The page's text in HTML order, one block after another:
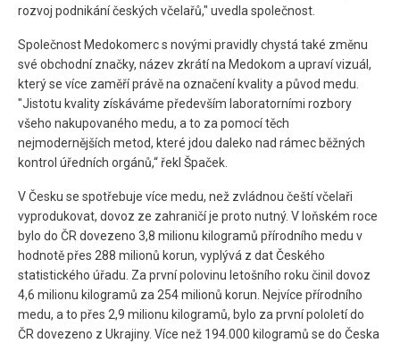
rozvoj podnikání českých včelařů," uvedla společnost.
Společnost Medokomerc s novými pravidly chystá také změnu
své obchodní značky, název zkrátí na Medokom a upraví vizuál,
který se více zaměří právě na označení kvality a původ medu.
"Jistotu kvality získáváme především laboratorními rozbory
všeho nakupovaného medu, a to za pomocí těch
nejmodernějších metod, které jdou daleko nad rámec běžných
kontrol úředních orgánů,“ řekl Špaček.
V Česku se spotřebuje více medu, než zvládnou čeští včelaři
vyprodukovat, dovoz ze zahraničí je proto nutný. V loňském roce
bylo do ČR dovezeno 3,8 milionu kilogramů přírodního medu v
hodnotě přes 288 milionů korun, vyplývá z dat Českého
statistického úřadu. Za první polovinu letošního roku činil dovoz
4,6 milionu kilogramů za 254 milionů korun. Nejvíce přírodního
medu, a to přes 2,9 milionu kilogramů, bylo za první pololetí do
ČR dovezeno z Ukrajiny. Více než 194.000 kilogramů se do Česka